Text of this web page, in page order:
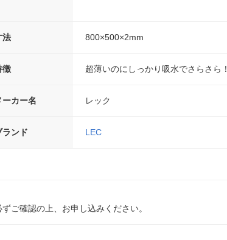
法 800×500×2mm
徴 超薄いのにしっかり吸水でさらさら！
ーカー名 レック
ランド LEC
ご確認の上、お申し込みください。